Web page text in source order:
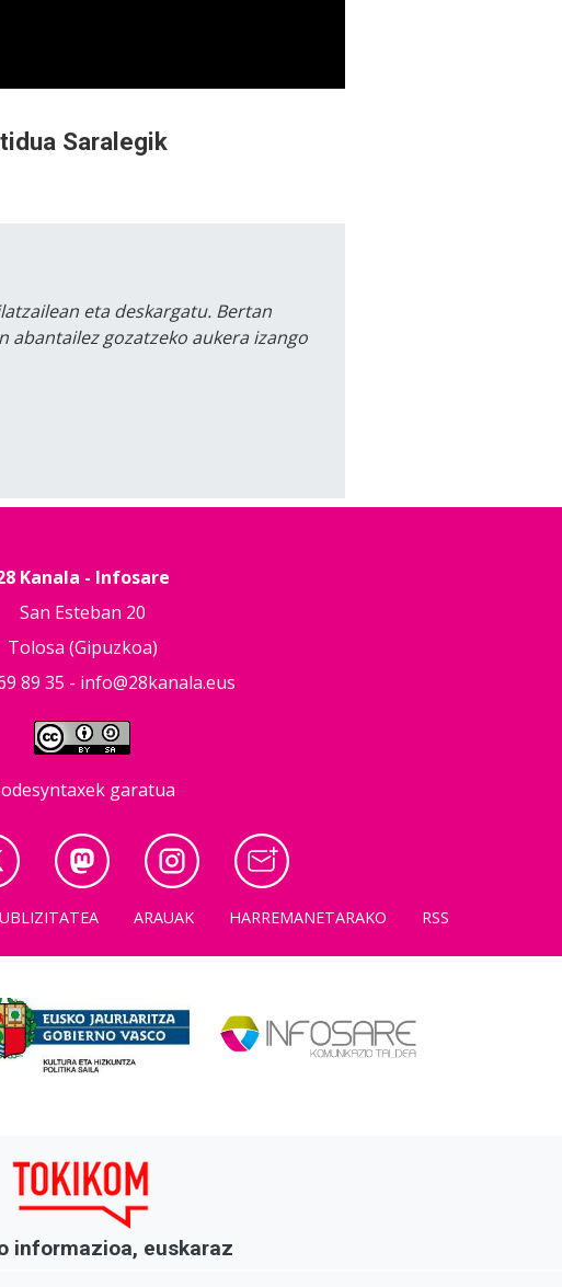
Saralegik
eta deskargatu. Bertan
gozatzeko aukera izango
Kanala - Infosare
San Esteban 20
Tolosa (Gipuzkoa)
89 35 - info@28kanala.eus
garatua
ARAUAK HARREMANETARAKO RSS
informazioa, euskaraz